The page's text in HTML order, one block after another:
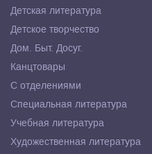
Детская литература
Детское творчество
Дом. Быт. Досуг.
Канцтовары
С отделениями
Специальная литература
Учебная литература
Художественная литература